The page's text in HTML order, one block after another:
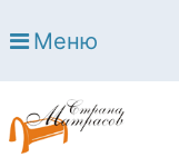
Open submenu
Open submenu
Кровати
Open submenu
Меню